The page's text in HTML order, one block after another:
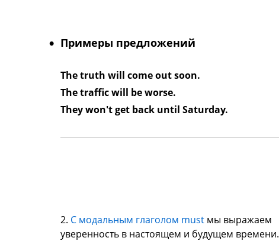
Примеры предложений
The truth will come out soon.
The traffic will be worse.
They won't get back until Saturday.
2. С модальным глаголом must мы выражаем
уверенность в настоящем и будущем времени.